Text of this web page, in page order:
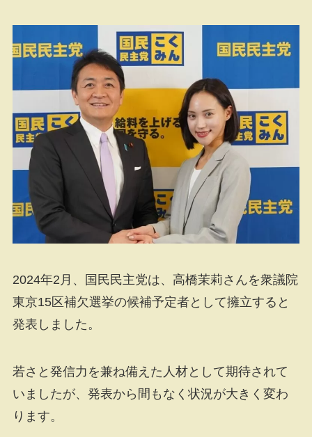
2024年2月、国民民主党は、高橋茉莉さんを衆議院
東京15区補欠選挙の候補予定者として擁立すると
発表しました。
若さと発信力を兼ね備えた人材として期待されて
いましたが、発表から間もなく状況が大きく変わ
ります。